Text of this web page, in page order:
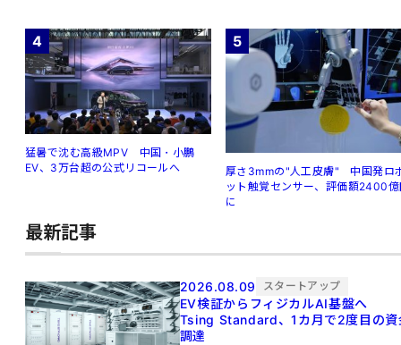
4
猛暑で沈む高級MPV 中国・小鵬
EV、3万台超の公式リコールへ
5
厚さ3mmの"人工皮膚" 中国発ロ
ット触覚センサー、評価額2400
に
最新記事
2026.08.09 スタートアップ
EV検証からフィジカルAI基盤へ
Tsing Standard、1カ月で2度目の資
調達